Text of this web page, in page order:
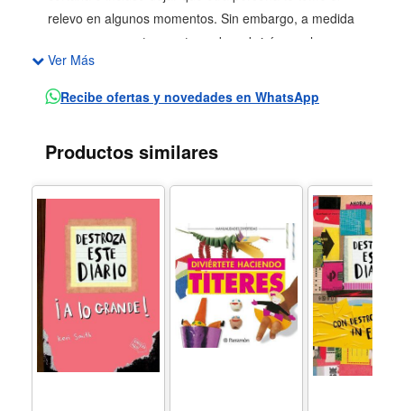
relevo en algunos momentos. Sin embargo, a medida
que avances en tu aventura, descubrirás que las cosas
no siempre son tan simples como parecen. La línea
tiene una gran personalidad, y solo de ti dependerá
Ver Más
Recibe ofertas y novedades en WhatsApp
Productos similares